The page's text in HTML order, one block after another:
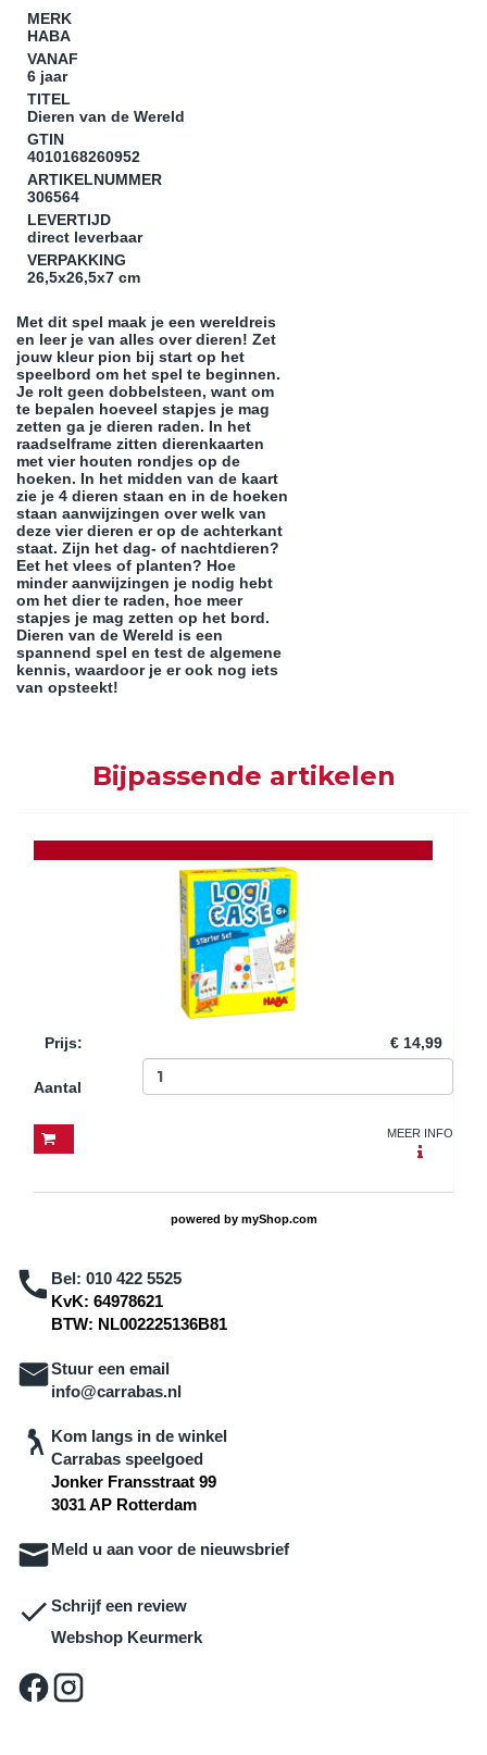
MERK
HABA
VANAF
6 jaar
TITEL
Dieren van de Wereld
GTIN
4010168260952
ARTIKELNUMMER
306564
LEVERTIJD
direct leverbaar
VERPAKKING
26,5x26,5x7 cm
Met dit spel maak je een wereldreis
en leer je van alles over dieren! Zet
jouw kleur pion bij start op het
speelbord om het spel te beginnen.
Je rolt geen dobbelsteen, want om
te bepalen hoeveel stapjes je mag
zetten ga je dieren raden. In het
raadselframe zitten dierenkaarten
met vier houten rondjes op de
hoeken. In het midden van de kaart
zie je 4 dieren staan en in de hoeken
staan aanwijzingen over welk van
deze vier dieren er op de achterkant
staat. Zijn het dag- of nachtdieren?
Eet het vlees of planten? Hoe
minder aanwijzingen je nodig hebt
om het dier te raden, hoe meer
stapjes je mag zetten op het bord.
Dieren van de Wereld is een
spannend spel en test de algemene
kennis, waardoor je er ook nog iets
van opsteekt!
Bijpassende artikelen
Prijs: € 14,99
Aantal
MEER INFO
powered by myShop.com
Bel: 010 422 5525
KvK: 64978621
BTW: NL002225136B81
Stuur een email
info@carrabas.nl
Kom langs in de winkel
Carrabas speelgoed
Jonker Fransstraat 99
3031 AP Rotterdam
Meld u aan voor de nieuwsbrief
Schrijf een review
Webshop Keurmerk